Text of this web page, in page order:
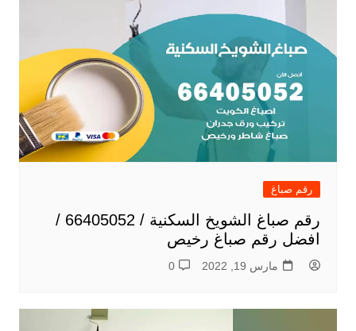
رقم صباغ
رقم صباغ الشويخ السكنية / 66405052 /
افضل رقم صباغ رخيص
مارس 19, 2022 0